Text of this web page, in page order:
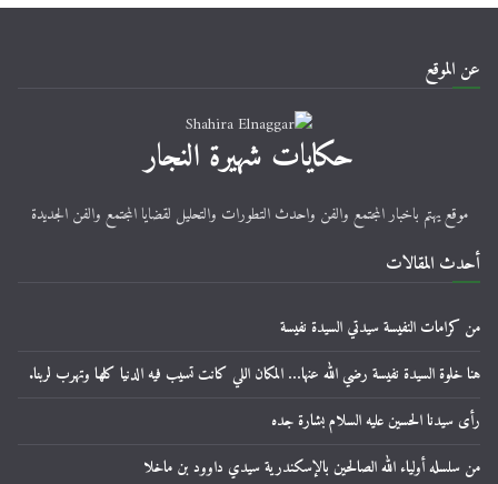
عن الموقع
حكايات شهيرة النجار
موقع يهتم باخبار المجتمع والفن واحدث التطورات والتحليل لقضايا المجتمع والفن الجديدة
أحدث المقالات
من كرامات النفيسة سيدتي السيدة نفيسة
هنا خلوة السيدة نفيسة رضي الله عنها… المكان اللي كانت تسيب فيه الدنيا كلها وتهرب لربنا.
رأى سيدنا الحسين عليه السلام بشارة جده
من سلسله أولياء الله الصالحين بالإسكندرية سيدي داوود بن ماخلا